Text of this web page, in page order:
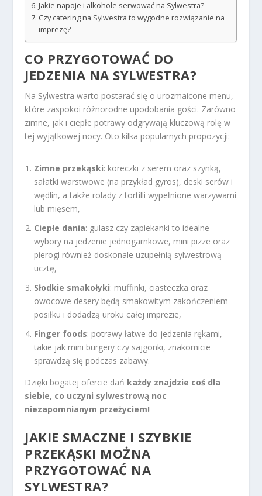
Jakie napoje i alkohole serwować na Sylwestra?
Czy catering na Sylwestra to wygodne rozwiązanie na
imprezę?
CO PRZYGOTOWAĆ DO
JEDZENIA NA SYLWESTRA?
Na Sylwestra warto postarać się o urozmaicone menu,
które zaspokoi różnorodne upodobania gości. Zarówno
zimne, jak i ciepłe potrawy odgrywają kluczową rolę w
tej wyjątkowej nocy. Oto kilka popularnych propozycji:
Zimne przekąski: koreczki z serem oraz szynką,
sałatki warstwowe (na przykład gyros), deski serów i
wędlin, a także rolady z tortilli wypełnione warzywami
lub mięsem,
Ciepłe dania: gulasz czy zapiekanki to idealne
wybory na jedzenie jednogarnkowe, mini pizze oraz
pierogi również doskonale uzupełnią sylwestrową
ucztę,
Słodkie smakołyki: muffinki, ciasteczka oraz
owocowe desery będą smakowitym zakończeniem
posiłku i dodadzą uroku całej imprezie,
Finger foods: potrawy łatwe do jedzenia rękami,
takie jak mini burgery czy sajgonki, znakomicie
sprawdzą się podczas zabawy.
Dzięki bogatej ofercie dań każdy znajdzie coś dla
siebie, co uczyni sylwestrową noc
niezapomnianym przeżyciem!
JAKIE SMACZNE I SZYBKIE
PRZEKĄSKI MOŻNA
PRZYGOTOWAĆ NA
SYLWESTRA?